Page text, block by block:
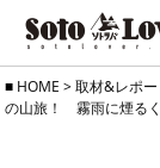
Skip
to
HOME >取材&レポー
の山旅！ 霧雨に煙る